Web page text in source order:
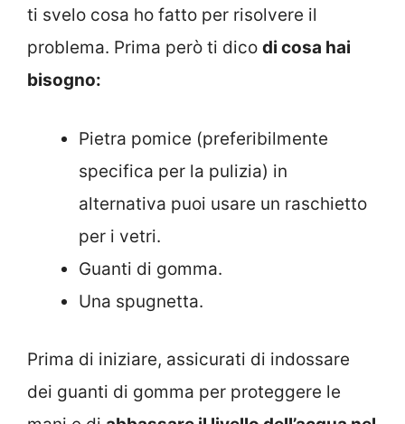
ti svelo cosa ho fatto per risolvere il
problema. Prima però ti dico di cosa hai
bisogno:
Pietra pomice (preferibilmente
specifica per la pulizia) in
alternativa puoi usare un raschietto
per i vetri.
Guanti di gomma.
Una spugnetta.
Prima di iniziare, assicurati di indossare
dei guanti di gomma per proteggere le